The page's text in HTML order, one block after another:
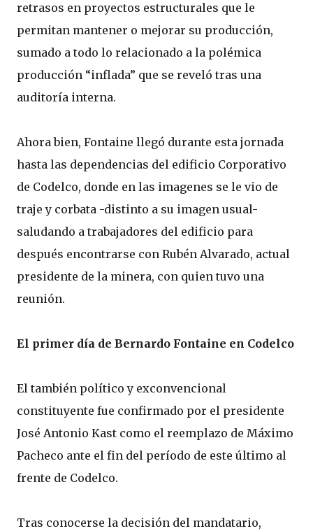
retrasos en proyectos estructurales que le
permitan mantener o mejorar su producción,
sumado a todo lo relacionado a la polémica
producción “inflada” que se reveló tras una
auditoría interna.
Ahora bien, Fontaine llegó durante esta jornada
hasta las dependencias del edificio Corporativo
de Codelco, donde en las imagenes se le vio de
traje y corbata -distinto a su imagen usual-
saludando a trabajadores del edificio para
después encontrarse con Rubén Alvarado, actual
presidente de la minera, con quien tuvo una
reunión.
El primer día de Bernardo Fontaine en Codelco
El también político y exconvencional
constituyente fue confirmado por el presidente
José Antonio Kast como el reemplazo de Máximo
Pacheco ante el fin del período de este último al
frente de Codelco.
Tras conocerse la decisión del mandatario,